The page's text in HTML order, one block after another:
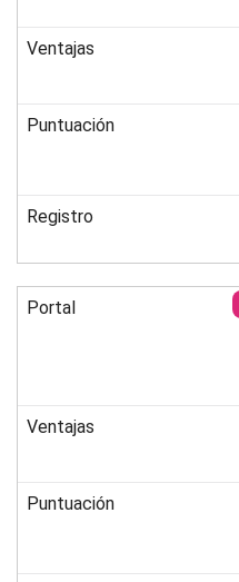
Ventajas
Puntuación
Registro
Portal
Ventajas
Puntuación